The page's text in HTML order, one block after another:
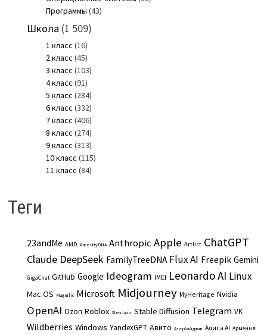
Программы (43)
Школа (1 509)
1 класс (16)
2 класс (45)
3 класс (103)
4 класс (91)
5 класс (284)
6 класс (332)
7 класс (406)
8 класс (274)
9 класс (313)
10 класс (115)
11 класс (84)
Теги
23andMe AMD AncestryDNA Anthropic Apple Artlist ChatGPT
Claude DeepSeek FamilyTreeDNA Flux AI Freepik Gemini
GigaChat GitHub Google Ideogram IMEI Leonardo AI Linux
Mac OS Magnific Microsoft Midjourney MyHeritage Nvidia
OpenAI Ozon Roblox SberJazz Stable Diffusion Telegram VK
Wildberries Windows YandexGPT Авито Азербайджан Алиса AI Армения